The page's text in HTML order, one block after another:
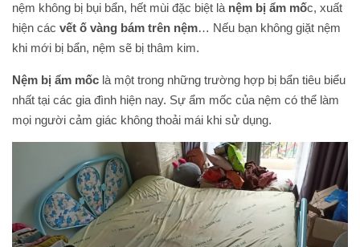
nệm không bị bụi bẩn, hết mùi đặc biệt là nệm bị ẩm mốc, xuất
hiện các vết ố vàng bám trên nệm… Nếu bạn không giặt nệm
khi mới bị bẩn, nệm sẽ bị thâm kim.
Nệm bị ẩm mốc là một trong những trường hợp bị bẩn tiêu biểu
nhất tại các gia đình hiện nay. Sự ẩm mốc của nệm có thể làm
mọi người cảm giác không thoải mái khi sử dụng.